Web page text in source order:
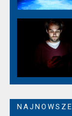
NAJNOWSZE